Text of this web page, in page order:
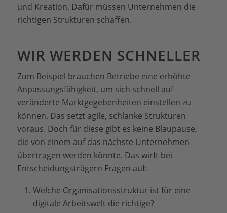
und Kreation. Dafür müssen Unternehmen die
richtigen Strukturen schaffen.
WIR WERDEN SCHNELLER
Zum Beispiel brauchen Betriebe eine erhöhte
Anpassungsfähigkeit, um sich schnell auf
veränderte Marktgegebenheiten einstellen zu
können. Das setzt agile, schlanke Strukturen
voraus. Doch für diese gibt es keine Blaupause,
die von einem auf das nächste Unternehmen
übertragen werden könnte. Das wirft bei
Entscheidungsträgern Fragen auf:
Welche Organisationsstruktur ist für eine
digitale Arbeitswelt die richtige?